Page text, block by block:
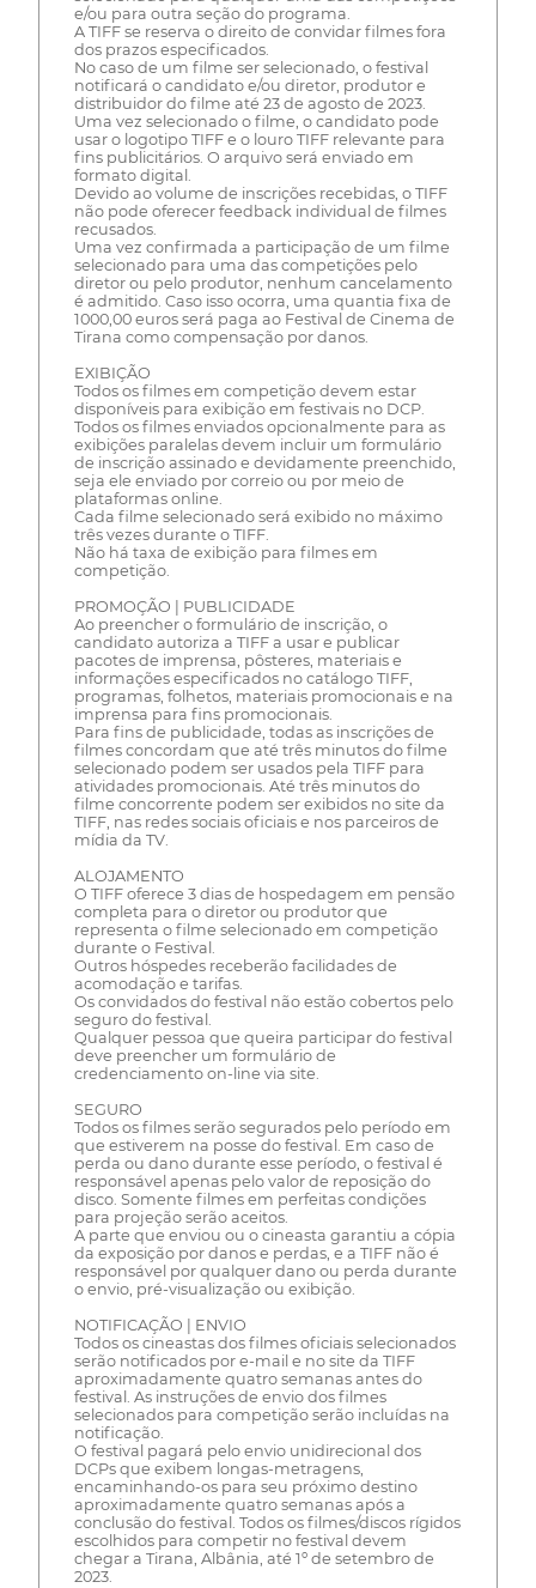
e/ou para outra seção do programa.
A TIFF se reserva o direito de convidar filmes fora
dos prazos especificados.
No caso de um filme ser selecionado, o festival
notificará o candidato e/ou diretor, produtor e
distribuidor do filme até 23 de agosto de 2023.
Uma vez selecionado o filme, o candidato pode
usar o logotipo TIFF e o louro TIFF relevante para
fins publicitários. O arquivo será enviado em
formato digital.
Devido ao volume de inscrições recebidas, o TIFF
não pode oferecer feedback individual de filmes
recusados.
Uma vez confirmada a participação de um filme
selecionado para uma das competições pelo
diretor ou pelo produtor, nenhum cancelamento
é admitido. Caso isso ocorra, uma quantia fixa de
1000,00 euros será paga ao Festival de Cinema de
Tirana como compensação por danos.
EXIBIÇÃO
Todos os filmes em competição devem estar
disponíveis para exibição em festivais no DCP.
Todos os filmes enviados opcionalmente para as
exibições paralelas devem incluir um formulário
de inscrição assinado e devidamente preenchido,
seja ele enviado por correio ou por meio de
plataformas online.
Cada filme selecionado será exibido no máximo
três vezes durante o TIFF.
Não há taxa de exibição para filmes em
competição.
PROMOÇÃO | PUBLICIDADE
Ao preencher o formulário de inscrição, o
candidato autoriza a TIFF a usar e publicar
pacotes de imprensa, pôsteres, materiais e
informações especificados no catálogo TIFF,
programas, folhetos, materiais promocionais e na
imprensa para fins promocionais.
Para fins de publicidade, todas as inscrições de
filmes concordam que até três minutos do filme
selecionado podem ser usados pela TIFF para
atividades promocionais. Até três minutos do
filme concorrente podem ser exibidos no site da
TIFF, nas redes sociais oficiais e nos parceiros de
mídia da TV.
ALOJAMENTO
O TIFF oferece 3 dias de hospedagem em pensão
completa para o diretor ou produtor que
representa o filme selecionado em competição
durante o Festival.
Outros hóspedes receberão facilidades de
acomodação e tarifas.
Os convidados do festival não estão cobertos pelo
seguro do festival.
Qualquer pessoa que queira participar do festival
deve preencher um formulário de
credenciamento on-line via site.
SEGURO
Todos os filmes serão segurados pelo período em
que estiverem na posse do festival. Em caso de
perda ou dano durante esse período, o festival é
responsável apenas pelo valor de reposição do
disco. Somente filmes em perfeitas condições
para projeção serão aceitos.
A parte que enviou ou o cineasta garantiu a cópia
da exposição por danos e perdas, e a TIFF não é
responsável por qualquer dano ou perda durante
o envio, pré-visualização ou exibição.
NOTIFICAÇÃO | ENVIO
Todos os cineastas dos filmes oficiais selecionados
serão notificados por e-mail e no site da TIFF
aproximadamente quatro semanas antes do
festival. As instruções de envio dos filmes
selecionados para competição serão incluídas na
notificação.
O festival pagará pelo envio unidirecional dos
DCPs que exibem longas-metragens,
encaminhando-os para seu próximo destino
aproximadamente quatro semanas após a
conclusão do festival. Todos os filmes/discos rígidos
escolhidos para competir no festival devem
chegar a Tirana, Albânia, até 1º de setembro de
2023.